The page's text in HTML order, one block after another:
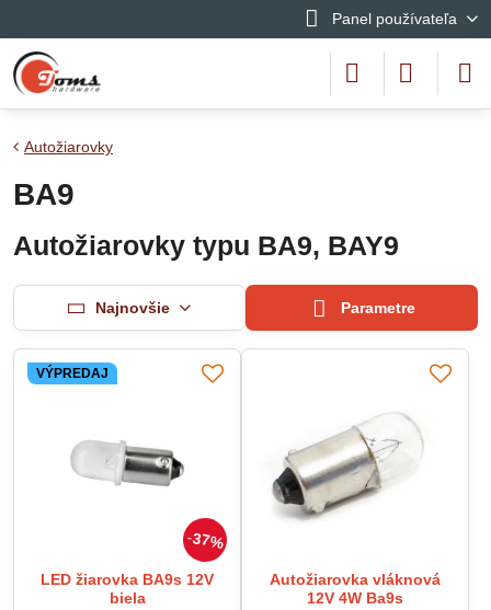
Panel používateľa
Autožiarovky
BA9
Autožiarovky typu BA9, BAY9
Najnovšie Parametre
37%
VÝPREDAJ
LED žiarovka BA9s 12V
biela
Autožiarovka vláknová
12V 4W Ba9s